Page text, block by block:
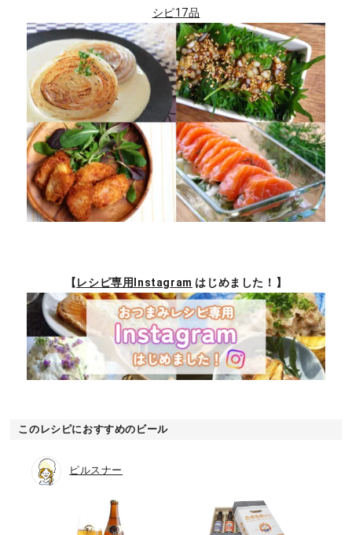
シピ17品
【レシピ専用Instagram はじめました！】
このレシピにおすすめのビール
ピルスナー